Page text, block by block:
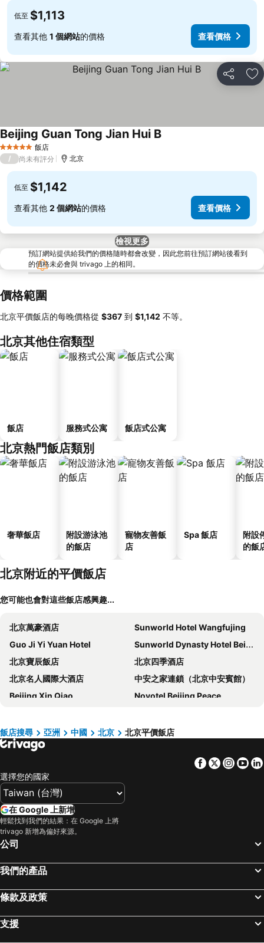
低至 $1,113
查看其他 1 個網站的價格 查看價格
分享 加
5 星級 飯店
Beijing Guan Tong Jian Hui B
/ 尚未有評分 北京
低至 $1,142
查看其他 2 個網站的價格 查看價格
檢視更多
預訂網站提供給我們的價格隨時都會改變，因此您前往預訂網站後看到
的價格未必會與 trivago 上的相同。
價格範圍
北京平價飯店的每晚價格從 ‎$367 到 ‎$1,142 不等。
北京其他住宿類型
飯店 服務式公寓 飯店式公寓
北京熱門飯店類別
奢華飯店
附設游泳池
的飯店
寵物友善飯
店
Spa 飯店
附設
的飯
北京附近的平價飯店
您可能也會對這些飯店感興趣...
北京萬豪酒店
Sunworld Hotel Wangfujing
Guo Ji Yi Yuan Hotel
Sunworld Dynasty Hotel Beijing Wangfujing
北京寶辰飯店
北京四季酒店
北京名人國際大酒店
中安之家連鎖（北京中安賓館）
Beijing Xin Qiao
Novotel Beijing Peace
Nostalgia Hotel Beijing Yonghe Lama Temple
Holiday Inn Express Beijing Temple Of Heaven By Ihg
北京燕山大酒店
Grand Hotel Beijing
New World Beijing Hotel
廣西大廈
Beijing Lezai Nanluo Countyard Hotel
CHAO Sanlitun Beijing
Gotel Capital
北京長富宮飯店
UrCove by HYATT Beijing Forbidden City
Super House International
The North Garden Hotel Beijing Wangfujing
漢庭酒店（北京天安門店）
飯店搜尋 亞洲 中國 北京 北京平價飯店
Facebook
Twitter
選擇您的國家
在 Google 上新增
輕鬆找到我們的結果：在 Google 上將
trivago 新增為偏好來源。
公司
我們的產品
條款及政策
支援